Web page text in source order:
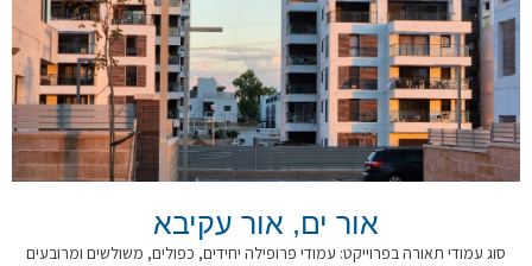
אור ים, אור עקיבא
סוג עמודי תאורה בפרוייקט: עמודי פרופילה יחידים, כפולים, משולשים ומרובעים